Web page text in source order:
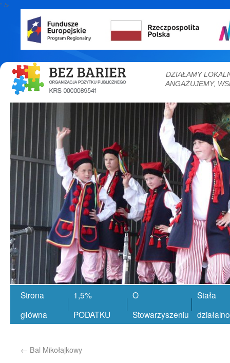
" />
DZIAŁAMY
ANGAŻUJEMY,
Strona
główna
1,5%
PODATKU
O
Stowarzyszeniu
Stała
← Bal Mikołajkowy